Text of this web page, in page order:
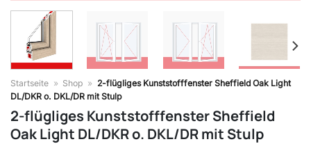
Startseite » Shop » 2-flügliges Kunststofffenster Sheffield Oak Light
DL/DKR o. DKL/DR mit Stulp
2-flügliges Kunststofffenster Sheffield
Oak Light DL/DKR o. DKL/DR mit Stulp